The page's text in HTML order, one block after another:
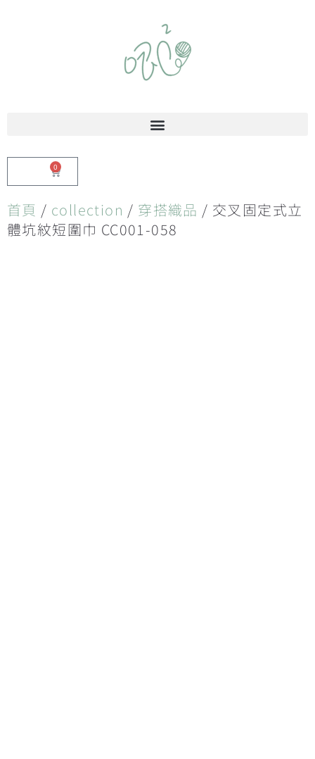
0
首頁 / collection / 穿搭織品 / 交叉固定式立
體坑紋短圍巾 CC001-058